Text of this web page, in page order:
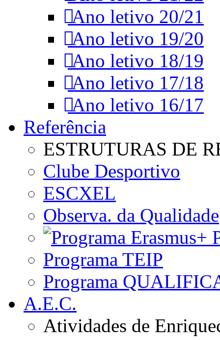
Ano letivo 20/21
Ano letivo 19/20
Ano letivo 18/19
Ano letivo 17/18
Ano letivo 16/17
Referência
ESTRUTURAS DE
Clube Desportivo
ESCXEL
Observa. da Qualidade
Programa TEIP
Programa
A.E.C.
Atividades de